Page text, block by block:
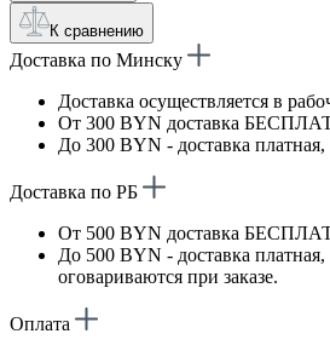
К сравнению
Доставка по Минску
Доставка осуществляется в
От 300 BYN доставка
До 300 BYN - доставка
Доставка по РБ
От 500 BYN доставка
До 500 BYN - доставка
оговариваются при заказе.
Оплата